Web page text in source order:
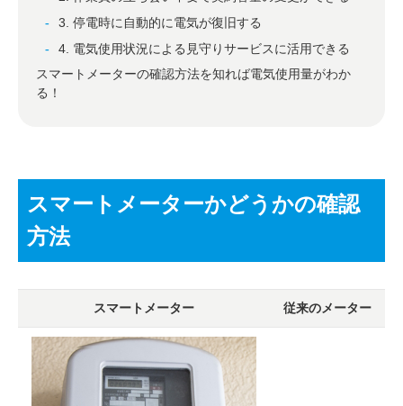
3. 停電時に自動的に電気が復旧する
4. 電気使用状況による見守りサービスに活用できる
スマートメーターの確認方法を知れば電気使用量がわか
る！
スマートメーターかどうかの確認
方法
スマートメーター 従来のメーター